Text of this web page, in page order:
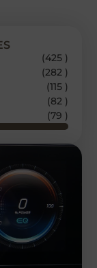
(425 )
(282 )
(115 )
(82 )
(79 )